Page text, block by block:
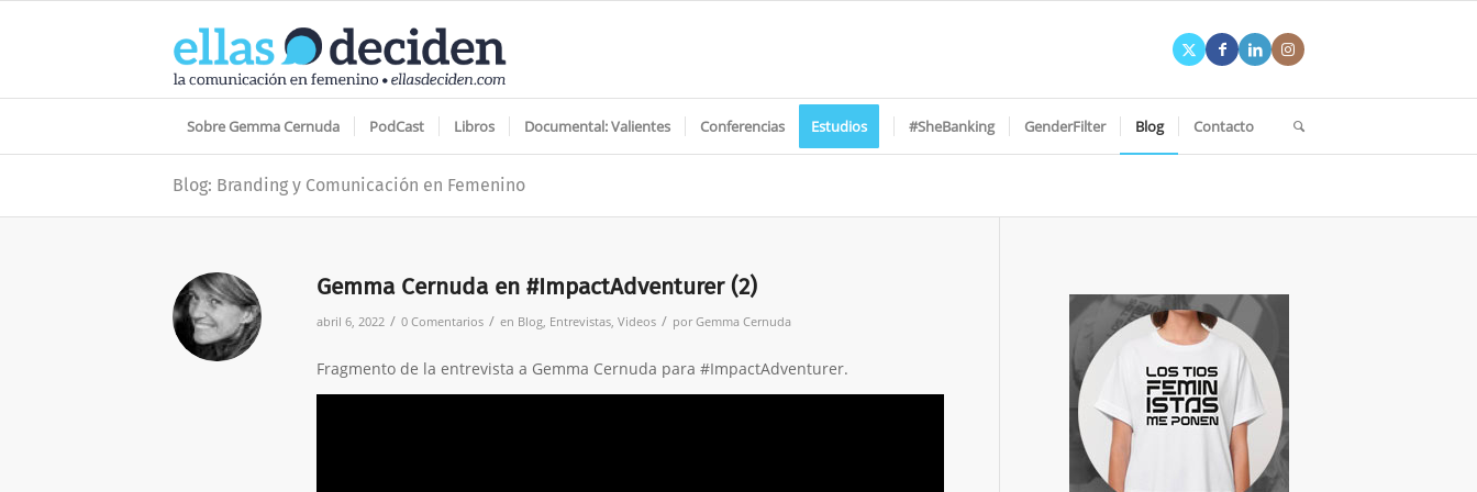
Sobre Gemma Cernuda PodCast Libros Documental: Valientes Conferencias Estudios #SheBanking GenderFilter Blog Contacto
Blog: Branding y Comunicación en Femenino
Gemma Cernuda en #ImpactAdventurer (2)
abril 6, 2022 / 0 Comentarios / en Blog, Entrevistas, Videos / porGemma Cernuda
Fragmento de la entrevista a Gemma Cernuda para #ImpactAdventurer.